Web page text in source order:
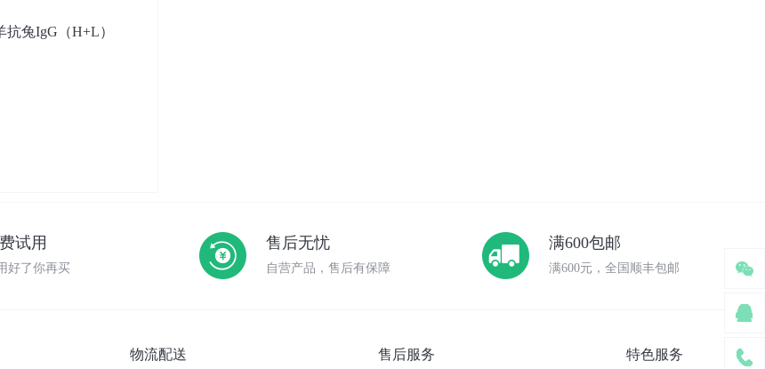
兔IgG（H+L）
试用
好了你再买
售后无忧
自营产品，售后有保障
满600包邮
满600元，全国顺丰包邮
物流配送 售后服务 特色服务